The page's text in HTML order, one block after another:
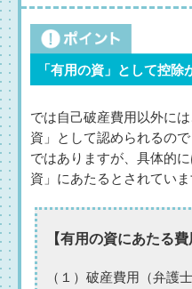
「有用の資」として控除
では自己破産費用以外に
資」として認められるの
ではありますが、具体的
資」にあたるとされていま
【有用の資にあたる費
（１）破産費用（弁護